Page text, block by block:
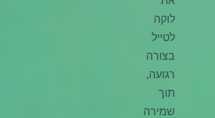
לוקה
לטייל
בצורה
רגועה,
תוך
שמירה